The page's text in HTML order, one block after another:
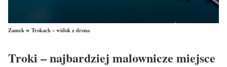
Zamek w Trokach – widok z drona
Troki – najbardziej malownicze miejsce